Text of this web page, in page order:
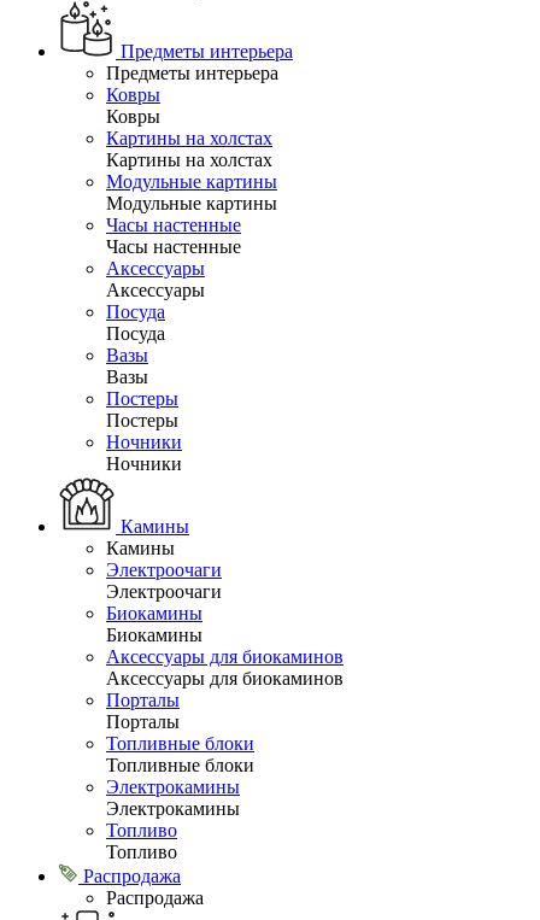
Предметы интерьера
Предметы интерьера
Ковры
Ковры
Картины на холстах
Картины на холстах
Модульные картины
Модульные картины
Часы настенные
Часы настенные
Аксессуары
Аксессуары
Посуда
Посуда
Вазы
Вазы
Постеры
Постеры
Ночники
Ночники
Камины
Камины
Электроочаги
Электроочаги
Биокамины
Биокамины
Аксессуары для биокаминов
Аксессуары для биокаминов
Порталы
Порталы
Топливные блоки
Топливные блоки
Электрокамины
Электрокамины
Топливо
Топливо
Распродажа
Распродажа